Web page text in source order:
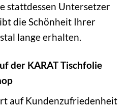
stattdessen Untersetzer
die Schönheit Ihrer
lange erhalten.
der KARAT Tischfolie
auf Kundenzufriedenheit